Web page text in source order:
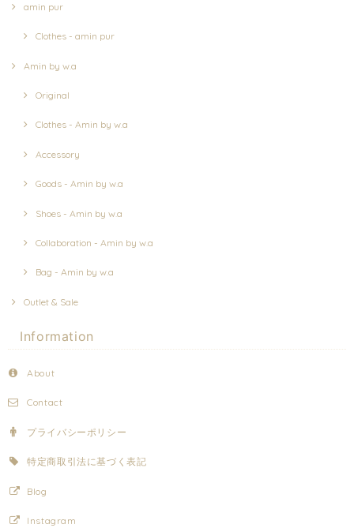
amin pur
Clothes - amin pur
Amin by w.a
Original
Clothes - Amin by w.a
Accessory
Goods - Amin by w.a
Shoes - Amin by w.a
Collaboration - Amin by w.a
Bag - Amin by w.a
Outlet & Sale
Information
About
Contact
プライバシーポリシー
特定商取引法に基づく表記
Blog
Instagram